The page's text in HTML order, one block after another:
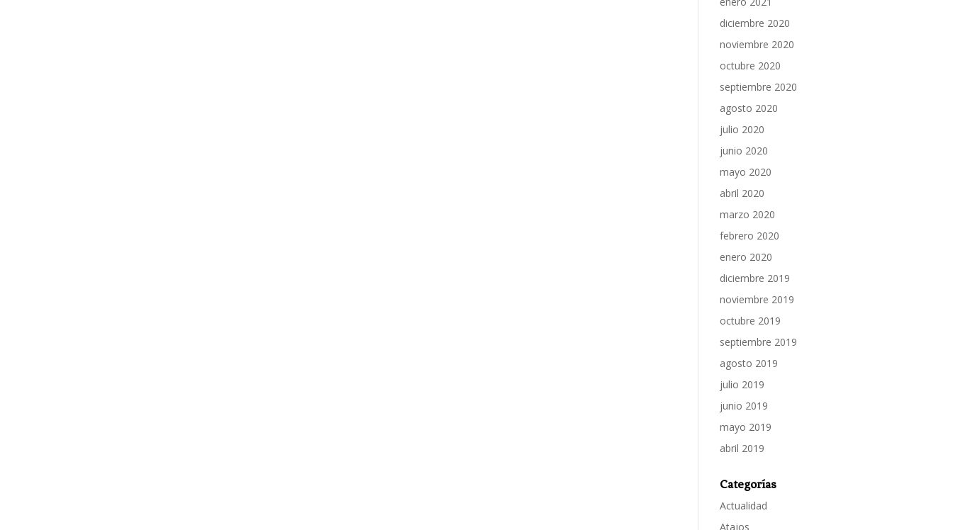
diciembre 2020
noviembre 2020
octubre 2020
septiembre 2020
agosto 2020
julio 2020
junio 2020
mayo 2020
abril 2020
marzo 2020
febrero 2020
enero 2020
diciembre 2019
noviembre 2019
octubre 2019
septiembre 2019
agosto 2019
julio 2019
junio 2019
mayo 2019
abril 2019
Categorías
Actualidad
Atajos